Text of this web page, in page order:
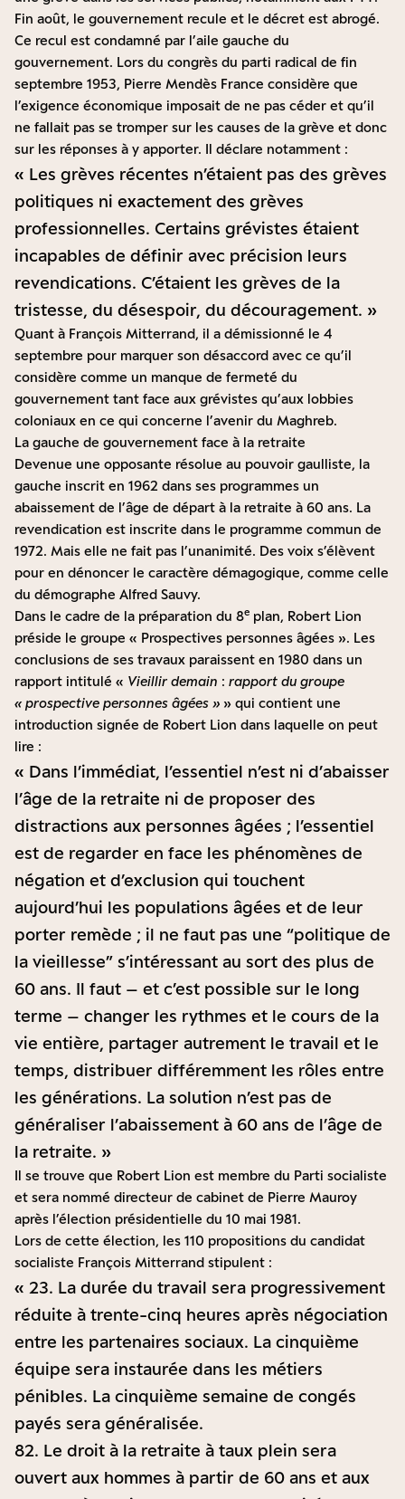
Fin août, le gouvernement recule et le décret est abrogé.
Ce recul est condamné par l’aile gauche du
gouvernement. Lors du congrès du parti radical de fin
septembre 1953, Pierre Mendès France considère que
l’exigence économique imposait de ne pas céder et qu’il
ne fallait pas se tromper sur les causes de la grève et donc
sur les réponses à y apporter. Il déclare notamment :
« Les grèves récentes n’étaient pas des grèves
politiques ni exactement des grèves
professionnelles. Certains grévistes étaient
incapables de définir avec précision leurs
revendications. C’étaient les grèves de la
tristesse, du désespoir, du découragement. »
Quant à François Mitterrand, il a démissionné le 4
septembre pour marquer son désaccord avec ce qu’il
considère comme un manque de fermeté du
gouvernement tant face aux grévistes qu’aux lobbies
coloniaux en ce qui concerne l’avenir du Maghreb.
La gauche de gouvernement face à la retraite
Devenue une opposante résolue au pouvoir gaulliste, la
gauche inscrit en 1962 dans ses programmes un
abaissement de l’âge de départ à la retraite à 60 ans. La
revendication est inscrite dans le programme commun de
1972. Mais elle ne fait pas l’unanimité. Des voix s’élèvent
pour en dénoncer le caractère démagogique, comme celle
du démographe Alfred Sauvy.
Dans le cadre de la préparation du 8e plan, Robert Lion
préside le groupe « Prospectives personnes âgées ». Les
conclusions de ses travaux paraissent en 1980 dans un
rapport intitulé « Vieillir demain : rapport du groupe
« prospective personnes âgées » » qui contient une
introduction signée de Robert Lion dans laquelle on peut
lire :
« Dans l’immédiat, l’essentiel n’est ni d’abaisser
l’âge de la retraite ni de proposer des
distractions aux personnes âgées ; l’essentiel
est de regarder en face les phénomènes de
négation et d’exclusion qui touchent
aujourd’hui les populations âgées et de leur
porter remède ; il ne faut pas une “politique de
la vieillesse” s’intéressant au sort des plus de
60 ans. Il faut – et c’est possible sur le long
terme – changer les rythmes et le cours de la
vie entière, partager autrement le travail et le
temps, distribuer différemment les rôles entre
les générations. La solution n’est pas de
généraliser l’abaissement à 60 ans de l’âge de
la retraite. »
Il se trouve que Robert Lion est membre du Parti socialiste
et sera nommé directeur de cabinet de Pierre Mauroy
après l’élection présidentielle du 10 mai 1981.
Lors de cette élection, les 110 propositions du candidat
socialiste François Mitterrand stipulent :
« 23. La durée du travail sera progressivement
réduite à trente-cinq heures après négociation
entre les partenaires sociaux. La cinquième
équipe sera instaurée dans les métiers
pénibles. La cinquième semaine de congés
payés sera généralisée.
82. Le droit à la retraite à taux plein sera
ouvert aux hommes à partir de 60 ans et aux